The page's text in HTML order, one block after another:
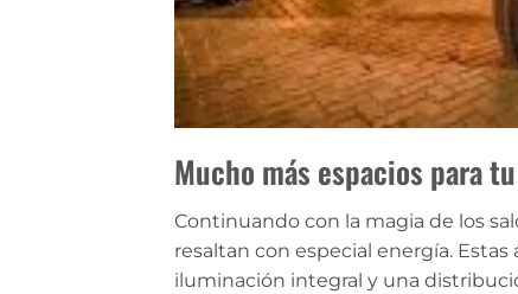
Mucho más espacios para
Continuando con la magia de los
resaltan con especial energía.
iluminación integral y una